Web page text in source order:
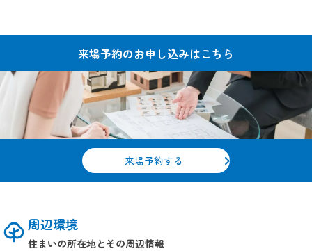
来場予約のお申し込みはこちら
来場予約する
周辺環境
住まいの所在地とその周辺情報